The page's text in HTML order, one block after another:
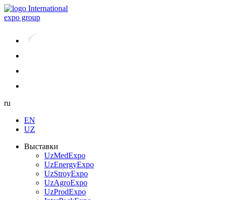
International
expo group
ru
EN
UZ
Выставки
UzMedExpo
UzEnergyExpo
UzStroyExpo
UzAgroExpo
UzProdExpo